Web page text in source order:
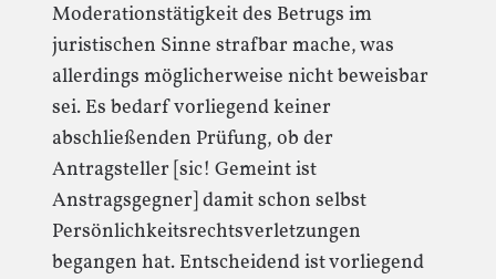
Moderationstätigkeit des Betrugs im
juristischen Sinne strafbar mache, was
allerdings möglicherweise nicht beweisbar
sei. Es bedarf vorliegend keiner
abschließenden Prüfung, ob der
Antragsteller [sic! Gemeint ist
Anstragsgegner] damit schon selbst
Persönlichkeitsrechtsverletzungen
begangen hat. Entscheidend ist vorliegend